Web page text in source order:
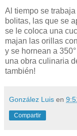
Al tiempo se
bolitas, las que se
se le coloca una
majan las orillas
y se hornean a
una obra culinaria
también!
González Luis en
Compartir